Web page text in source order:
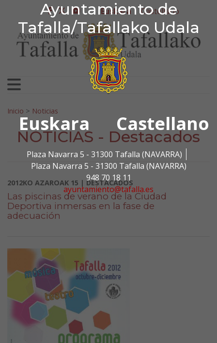
Ayuntamiento de
Tafalla/Tafallako Udala
Euskara Castellano
Plaza Navarra 5 - 31300 Tafalla (NAVARRA)
Plaza Navarra 5 - 31300 Tafalla (NAVARRA)
948 70 18 11
ayuntamiento@tafalla.es
Ir al contenido
Ayuntamiento de
facebook
twitter
youtube
Euskara Castellano
Bilatu:
Inicio > Noticias
NOTICIAS - Destacados
2012KO AZAROAK 15 | DESTACADOS
Las piscinas de verano de la Ciudad
Deportiva inmersas en la fase de
adecuación